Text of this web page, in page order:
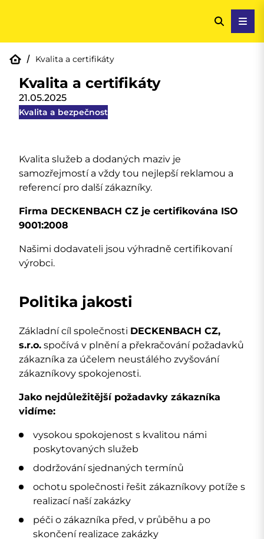
Kvalita a certifikáty
Kvalita a certifikáty
21.05.2025
Kvalita a bezpečnost
Kvalita služeb a dodaných maziv je
samozřejmostí a vždy tou nejlepší reklamou a
referencí pro další zákazníky.
Firma DECKENBACH CZ je certifikována ISO
9001:2008
Našimi dodavateli jsou výhradně certifikovaní
výrobci.
Politika jakosti
Základní cíl společnosti DECKENBACH CZ,
s.r.o. spočívá v plnění a překračování požadavků
zákazníka za účelem neustálého zvyšování
zákazníkovy spokojenosti.
Jako nejdůležitější požadavky zákazníka
vidíme:
vysokou spokojenost s kvalitou námi
poskytovaných služeb
dodržování sjednaných termínů
ochotu společnosti řešit zákazníkovy potíže s
realizací naší zakázky
péči o zákazníka před, v průběhu a po
skončení realizace zakázky